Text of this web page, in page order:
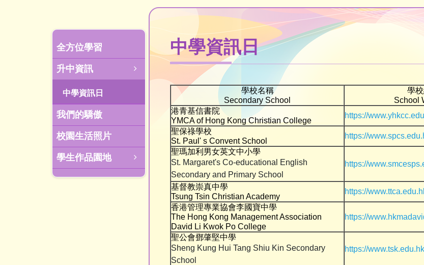
全方位學習
升中資訊
中學資訊日
我們的驕傲
校園生活照片
學生作品園地
中學資訊日
學校名稱
Secondary School
學
School
港青基信書院
YMCA of Hong Kong Christian College
https://
聖保祿學校
St. Paul' s Convent School
https://
聖瑪加利男女英文中小學
St. Margaret's Co-educational English
Secondary and Primary School
https://
基督教崇真中學
Tsung Tsin Christian Academy
https://
香港管理專業協會李國寶中學
The Hong Kong Management Association
David Li Kwok Po College
https://
聖公會鄧肇堅中學
Sheng Kung Hui Tang Shiu Kin Secondary
School
https://